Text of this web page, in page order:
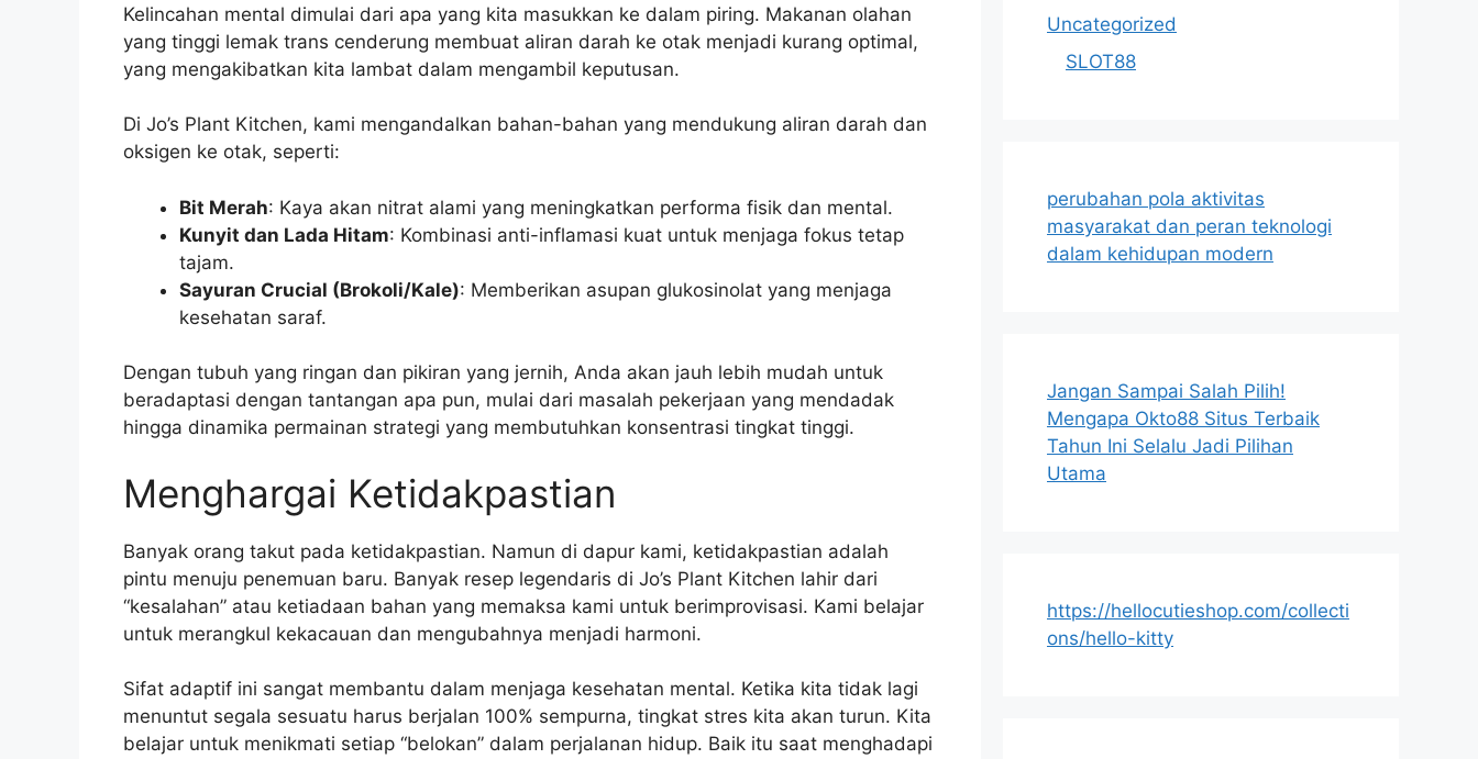
Kelincahan mental dimulai dari apa yang kita masukkan ke dalam piring. Makanan olahan
yang tinggi lemak trans cenderung membuat aliran darah ke otak menjadi kurang optimal,
yang mengakibatkan kita lambat dalam mengambil keputusan.
Di Jo’s Plant Kitchen, kami mengandalkan bahan-bahan yang mendukung aliran darah dan
oksigen ke otak, seperti:
Bit Merah: Kaya akan nitrat alami yang meningkatkan performa fisik dan mental.
Kunyit dan Lada Hitam: Kombinasi anti-inflamasi kuat untuk menjaga fokus tetap
tajam.
Sayuran Crucial (Brokoli/Kale): Memberikan asupan glukosinolat yang menjaga
kesehatan saraf.
Dengan tubuh yang ringan dan pikiran yang jernih, Anda akan jauh lebih mudah untuk
beradaptasi dengan tantangan apa pun, mulai dari masalah pekerjaan yang mendadak
hingga dinamika permainan strategi yang membutuhkan konsentrasi tingkat tinggi.
Menghargai Ketidakpastian
Banyak orang takut pada ketidakpastian. Namun di dapur kami, ketidakpastian adalah
pintu menuju penemuan baru. Banyak resep legendaris di Jo’s Plant Kitchen lahir dari
“kesalahan” atau ketiadaan bahan yang memaksa kami untuk berimprovisasi. Kami belajar
untuk merangkul kekacauan dan mengubahnya menjadi harmoni.
Sifat adaptif ini sangat membantu dalam menjaga kesehatan mental. Ketika kita tidak lagi
menuntut segala sesuatu harus berjalan 100% sempurna, tingkat stres kita akan turun. Kita
belajar untuk menikmati setiap “belokan” dalam perjalanan hidup. Baik itu saat menghadapi
Uncategorized
SLOT88
perubahan pola aktivitas
masyarakat dan peran teknologi
dalam kehidupan modern
Jangan Sampai Salah Pilih!
Mengapa Okto88 Situs Terbaik
Tahun Ini Selalu Jadi Pilihan
Utama
https://hellocutieshop.com/collecti
ons/hello-kitty